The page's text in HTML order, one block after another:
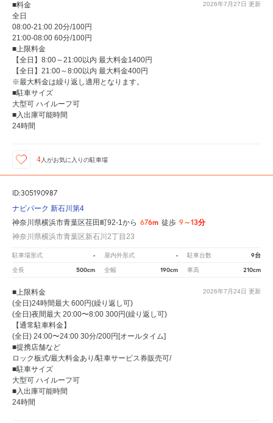
2026年7月27日 更新
■料金
全日
08:00-21:00 20分/100円
21:00-08:00 60分/100円
■上限料金
【全日】8:00～21:00以内 最大料金1400円
【全日】21:00～8:00以内 最大料金400円
※最大料金は繰り返し適用となります。
■駐車サイズ
大型可 ハイルーフ可
■入出庫可能時間
24時間
4 人がお気に入りの駐車場
ID:305190987
ナビパーク 新石川第4
神奈川県横浜市青葉区荏田町92-1から 676m 徒歩 9～13分
神奈川県横浜市青葉区新石川2丁目23
駐車場形式 - 屋内外形式 - 駐車台数 9台
全長 500cm 全幅 190cm 車高 210cm
2026年7月24日 更新
■上限料金
(全日)24時間最大 600円(繰り返し可)
(全日)夜間最大 20:00〜8:00 300円(繰り返し可)
【通常駐車料金】
(全日) 24:00〜24:00 30分/200円[オールタイム]
■提携店舗など
ロック板式/最大料金あり/駐車サービス券販売可/
■駐車サイズ
大型可 ハイルーフ可
■入出庫可能時間
24時間